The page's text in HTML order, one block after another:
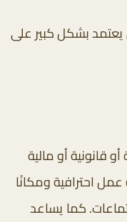
يعتمد بشكل كبير على
قانونية أو مالية
عمل احترافية ومكانًا
كما يساعد